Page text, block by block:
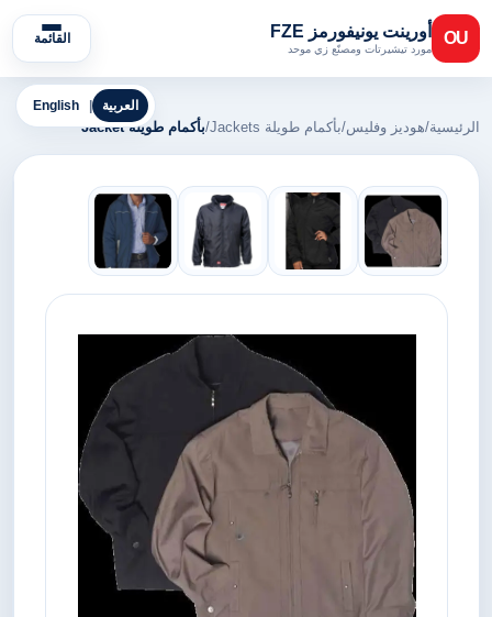
OU أورينت يونيفورمز FZE
مورد تيشيرتات ومصنّع زي موحد
القائمة
English العربية
الرئيسية/هوديز وفليس/بأكمام طويلة Jackets /بأكمام طويلة Jacket